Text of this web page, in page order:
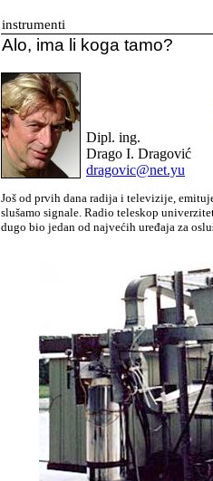
instrumenti
Alo, ima li koga tamo?
Dipl. ing.
Drago I. Dragović
dragovic@net.yu
Još od prvih dana radija i televizije,
slušamo signale. Radio teleskop
dugo bio jedan od najvećih uređaja za